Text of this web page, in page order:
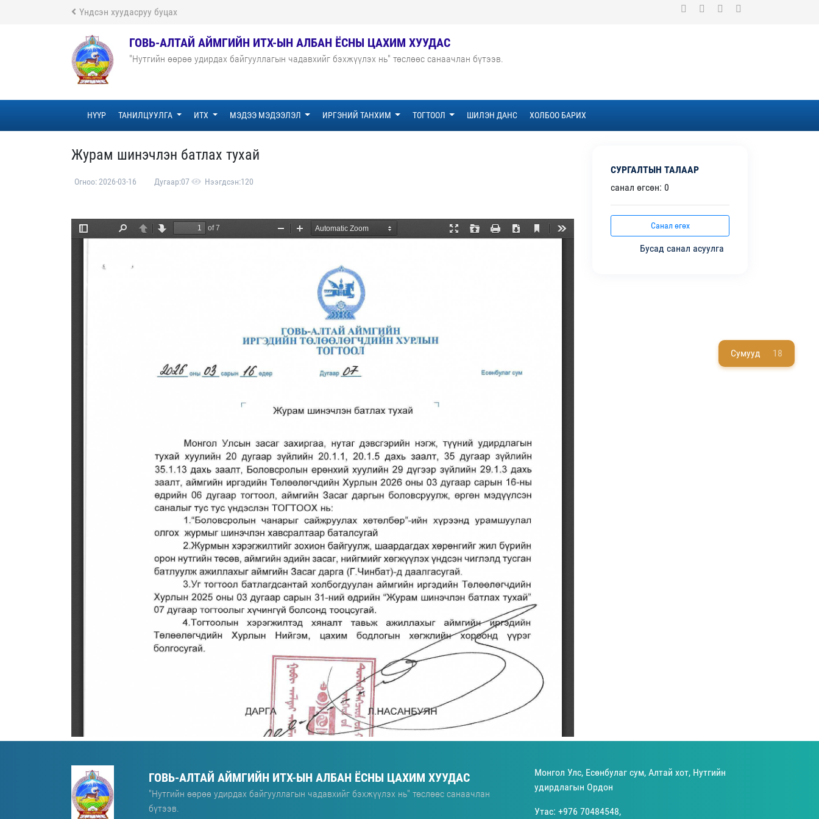
Үндсэн хуудасруу буцах
ГОВЬ-АЛТАЙ АЙМГИЙН ИТХ-ЫН АЛБАН ЁСНЫ ЦАХИМ ХУУДАС
"Нутгийн өөрөө удирдах байгууллагын чадавхийг бэхжүүлэх нь" төслөөс санаачлан бүтээв.
НҮҮР ТАНИЛЦУУЛГА ИТХ МЭДЭЭ МЭДЭЭЛЭЛ ИРГЭНИЙ ТАНХИМ ТОГТООЛ ШИЛЭН ДАНС ХОЛБОО БАРИХ
Сумууд 18
Журам шинэчлэн батлах тухай
Огноо: 2026-03-16 Дугаар:07 Нээгдсэн:120
СУРГАЛТЫН ТАЛААР
санал өгсөн: 0
Санал өгөх
Бусад санал асуулга
ГОВЬ-АЛТАЙ АЙМГИЙН ИТХ-ЫН АЛБАН ЁСНЫ ЦАХИМ ХУУДАС
"Нутгийн өөрөө удирдах байгууллагын чадавхийг бэхжүүлэх нь" төслөөс санаачлан
бүтээв.
Монгол Улс, Есөнбулаг сум, Алтай хот, Нутгийн
удирдлагын Ордон
Утас: +976 70484548,